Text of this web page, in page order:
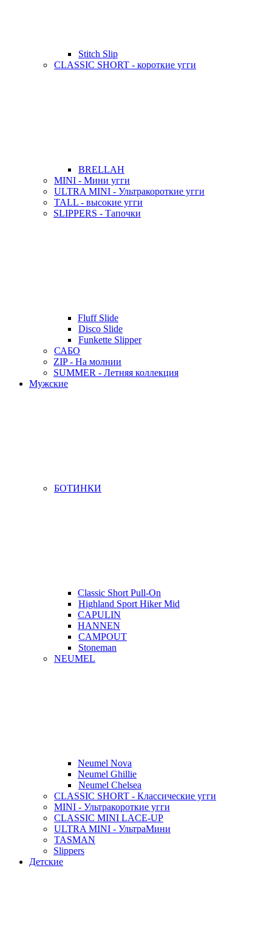
Stitch Slip
CLASSIC SHORT - короткие угги
BRELLAH
MINI - Мини угги
ULTRA MINI - Ультракороткие угги
TALL - высокие угги
SLIPPERS - Тапочки
Fluff Slide
Disco Slide
Funkette Slipper
САБО
ZIP - На молнии
SUMMER - Летняя коллекция
Мужские
БОТИНКИ
Classic Short Pull-On
Highland Sport Hiker Mid
CAPULIN
HANNEN
CAMPOUT
Stoneman
NEUMEL
Neumel Nova
Neumel Ghillie
Neumel Chelsea
CLASSIC SHORT - Классические угги
MINI - Ультракороткие угги
CLASSIC MINI LACE-UP
ULTRA MINI - УльтраМини
TASMAN
Slippers
Детские